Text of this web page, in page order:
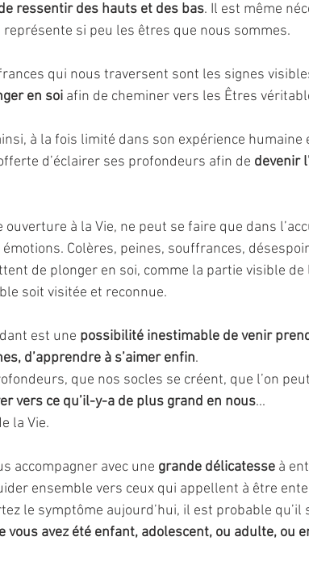
ressentir des hauts et des bas. Il est même
si peu les êtres que nous sommes.
qui nous traversent sont les signes
en soi afin de cheminer vers les Êtres
à la fois limité dans son expérience
d’éclairer ses profondeurs afin de devenir
ouverture à la Vie, ne peut se faire que dans
Colères, peines, souffrances,
de plonger en soi, comme la partie visible de
soit visitée et reconnue.
est une possibilité inestimable de venir
d’apprendre à s’aimer enfin.
que nos socles se créent, que l’on
vers ce qu’il-y-a de plus grand en nous...
la Vie.
accompagner avec une grande délicatesse à
ensemble vers ceux qui appellent à être
le symptôme aujourd’hui, il est probable qu’il
vous avez été enfant, adolescent, ou adulte, ou